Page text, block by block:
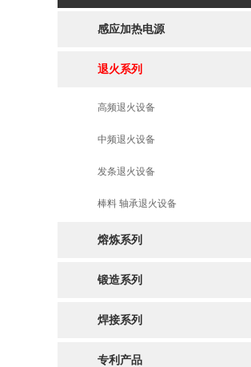
感应加热电源
退火系列
高频退火设备
中频退火设备
发条退火设备
棒料 轴承退火设备
熔炼系列
锻造系列
焊接系列
专利产品